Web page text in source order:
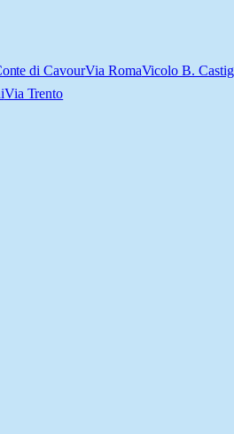
di CavourVia RomaVicolo B.
Via Trento